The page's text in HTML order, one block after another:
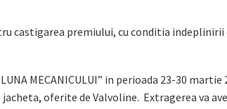
castigarea premiului, cu conditia
MECANICULUI” in perioada 23-30 martie
oferite de Valvoline. Extragerea va